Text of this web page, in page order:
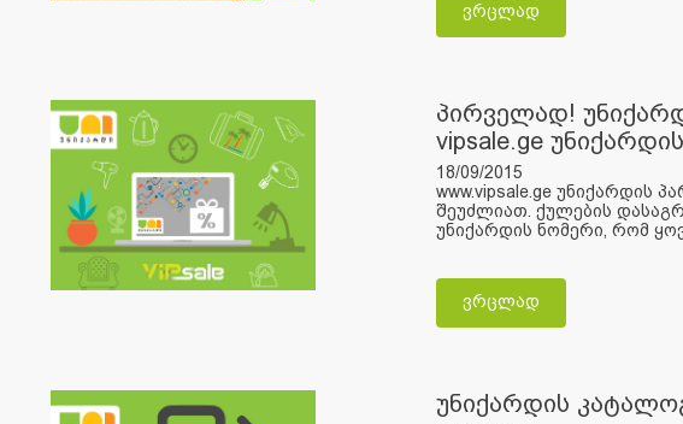
ვრცლად
პირველად!
vipsale.ge
18/09/2015
www.vipsale.ge უნიქარდის
შეუძლიათ. ქულების
უნიქარდის ნომერი, რომ
ვრცლად
უნიქარდის